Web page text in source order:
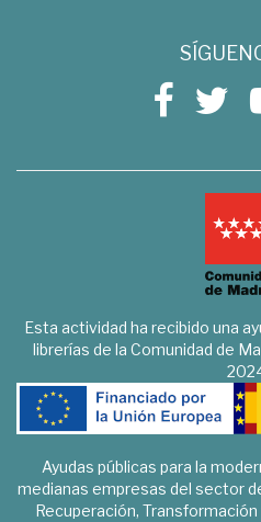
Esta actividad ha recibido una
librerías de la Comunidad de
Ayudas públicas para la
medianas empresas del sector
Recuperación,